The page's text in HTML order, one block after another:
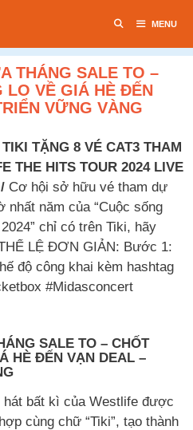
MENU
THÁNG SALE TO –
LO VỀ GIÁ HÈ ĐẾN
VỮNG VÀNG
TẶNG 8 VÉ CAT3 THAM
THE HITS TOUR 2024 LIVE
Cơ hội sở hữu vé tham dự
năm của “Cuộc sống
chỉ có trên Tiki, hãy
LỆ ĐƠN GIẢN: Bước 1:
độ công khai kèm hashtag
#Midasconcert
SALE TO – CHỐT
HÈ ĐẾN VẠN DEAL –
bất kì của Westlife được
cùng chữ “Tiki”, tạo thành